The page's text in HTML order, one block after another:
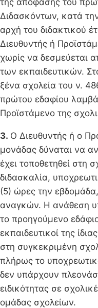
Διδασκόντων, κατά
αρχή του διδακτικού
Διευθυντής ή
χωρίς να δεσμεύεται
των εκπαιδευτικών.
ξένα σχολεία του ν.
πρώτου εδαφίου
Προϊστάμενο της
3. Ο Διευθυντής ή ο
μονάδας δύναται να
έχει τοποθετηθεί στη
διδασκαλία,
(5) ώρες την
αναγκών. Η ανάθεση
το προηγούμενο
εκπαιδευτικοί της
στη συγκεκριμένη
πλήρως το
δεν υπάρχουν
ειδικότητας σε
ομάδας σχολείων.